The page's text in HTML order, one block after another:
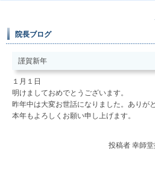
院長ブログ
謹賀新年
１月１日
明けましておめでとうございます。
昨年中は大変お世話になりました。ありが
本年もよろしくお願い申し上げます。
投稿者 幸師